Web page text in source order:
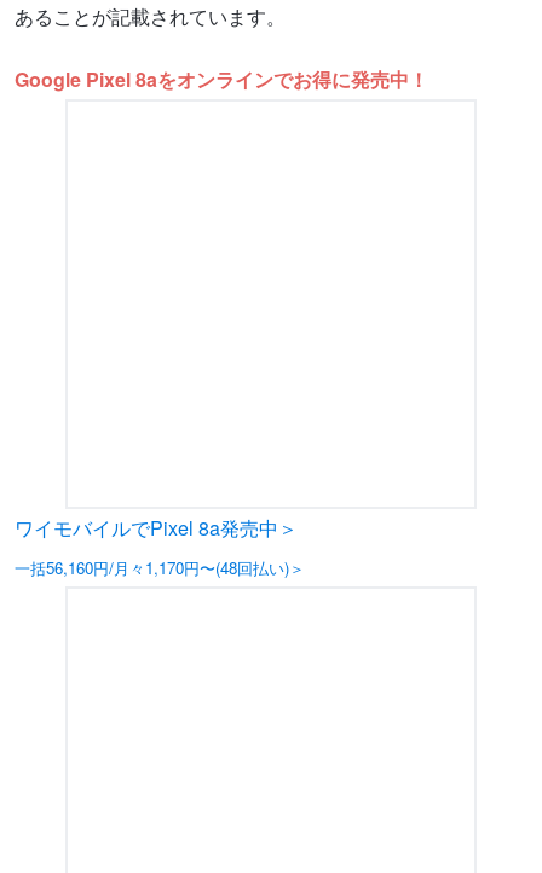
あることが記載されています。
Google Pixel 8aをオンラインでお得に発売中！
ワイモバイルでPixel 8a発売中＞
一括56,160円/月々1,170円〜(48回払い)＞